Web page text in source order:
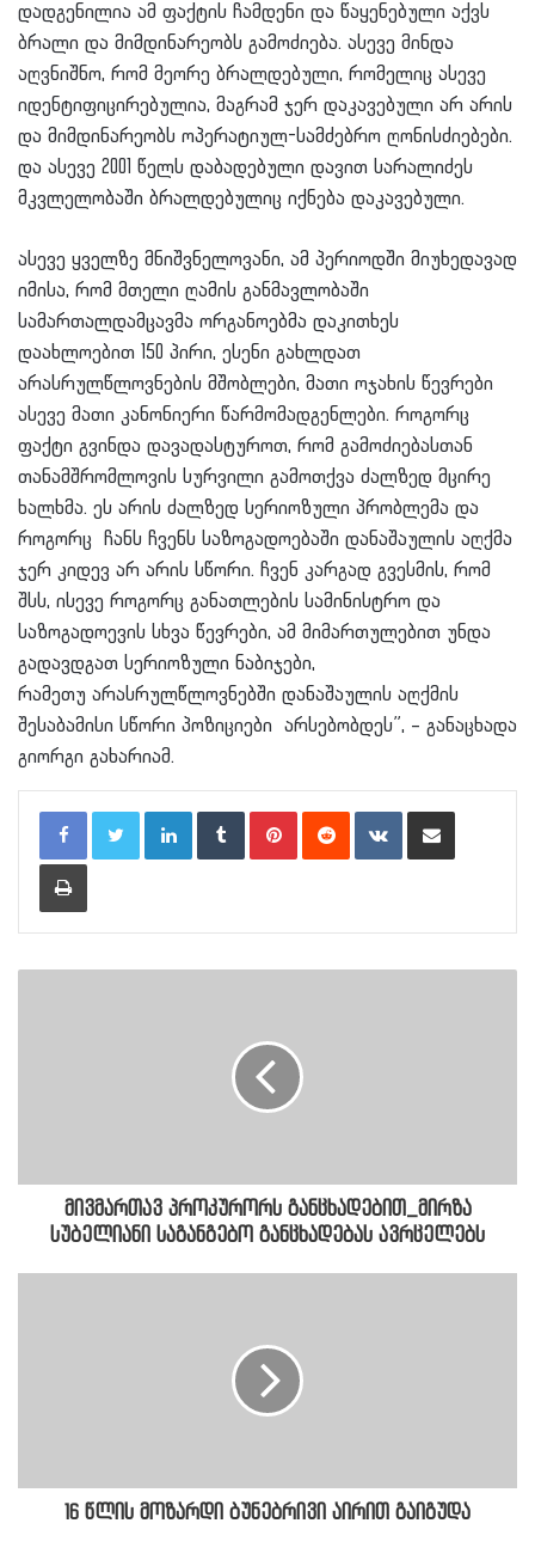
დადგენილია ამ ფაქტის ჩამდენი და წაყენებული აქვს
ბრალი და მიმდინარეობს გამოძიება. ასევე მინდა
აღვნიშნო, რომ მეორე ბრალდებული, რომელიც ასევე
იდენტიფიცირებულია, მაგრამ ჯერ დაკავებული არ არის
და მიმდინარეობს ოპერატიულ-სამძებრო ღონისძიებები.
და ასევე 2001 წელს დაბადებული დავით სარალიძეს
მკვლელობაში ბრალდებულიც იქნება დაკავებული.
ასევე ყველზე მნიშვნელოვანი, ამ პერიოდში მიუხედავად
იმისა, რომ მთელი ღამის განმავლობაში
სამართალდამცავმა ორგანოებმა დაკითხეს
დაახლოებით 150 პირი, ესენი გახლდათ
არასრულწლოვნების მშობლები, მათი ოჯახის წევრები
ასევე მათი კანონიერი წარმომადგენლები. როგორც
ფაქტი გვინდა დავადასტუროთ, რომ გამოძიებასთან
თანამშრომლოვის სურვილი გამოთქვა ძალზედ მცირე
ხალხმა. ეს არის ძალზედ სერიოზული პრობლემა და
როგორც ჩანს ჩვენს საზოგადოებაში დანაშაულის აღქმა
ჯერ კიდევ არ არის სწორი. ჩვენ კარგად გვესმის, რომ
შსს, ისევე როგორც განათლების სამინისტრო და
საზოგადოევის სხვა წევრები, ამ მიმართულებით უნდა
გადავდგათ სერიოზული ნაბიჯები,
რამეთუ არასრულწლოვნებში დანაშაულის აღქმის
შესაბამისი სწორი პოზიციები არსებობდეს”, – განაცხადა
გიორგი გახარიამ.
LinkedInTumblr PinterestReddit VKontakteShare via Email
Print
მივმართავ პროკურორს განცხადებით_მირზა
სუბელიანი საგანგებო განცხადებას ავრცელებს
16 წლის მოზარდი ბუნებრივი აირით გაიგუდა